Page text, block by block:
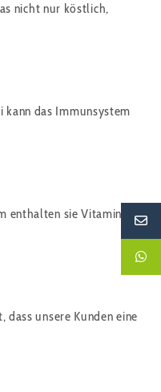
nicht nur köstlich,
das Immunsystem
sie Vitamin A
unsere Kunden eine